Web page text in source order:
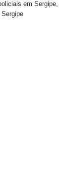
em Sergipe,